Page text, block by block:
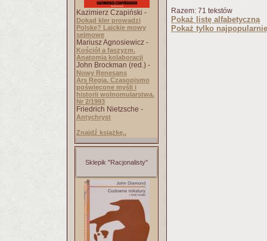
Kazimierz Czapiński -
Dokąd kler prowadzi
Polskę? Laickie mowy
sejmowe
Mariusz Agnosiewicz -
Kościół a faszyzm.
Anatomia kolaboracji
John Brockman (red.) -
Nowy Renesans
Ars Regia. Czasopismo
poświęcone myśli i
historii wolnomularstwa.
Nr 2/1993
Friedrich Nietzsche -
Antychryst
Znajdź książkę..
Sklepik "Racjonalisty"
Razem: 71 tekstów
Pokaż listę alfabetyczną
Pokaż tylko